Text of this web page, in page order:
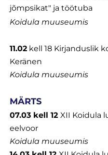
jõmpsikat" ja töötuba
Koidula muuseumis
11.02 kell 18 Kirjanduslik
Keränen
Koidula muuseumis
MÄRTS
07.03 kell 12 XII Koidula
eelvoor
Koidula muuseumis